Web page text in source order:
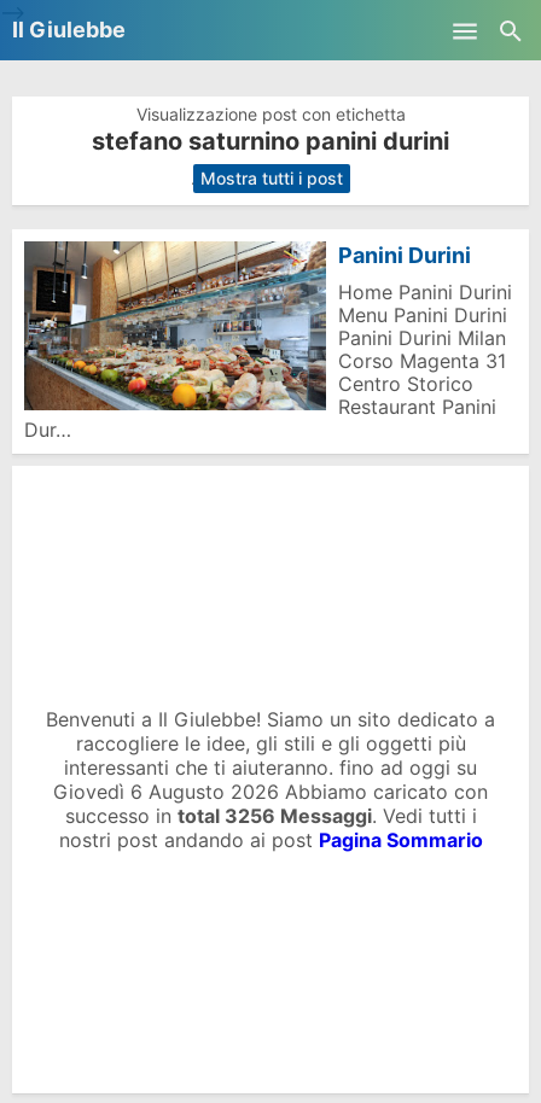
Il Giulebbe
Visualizzazione post con etichetta
stefano saturnino panini durini
. Mostra tutti i post
Panini Durini
Home Panini Durini
Menu Panini Durini
Panini Durini Milan
Corso Magenta 31
Centro Storico
Restaurant Panini
Dur…
Benvenuti a Il Giulebbe! Siamo un sito dedicato a
raccogliere le idee, gli stili e gli oggetti più
interessanti che ti aiuteranno. fino ad oggi su
Giovedì 6 Augusto 2026 Abbiamo caricato con
successo in total 3256 Messaggi. Vedi tutti i
nostri post andando ai post Pagina Sommario